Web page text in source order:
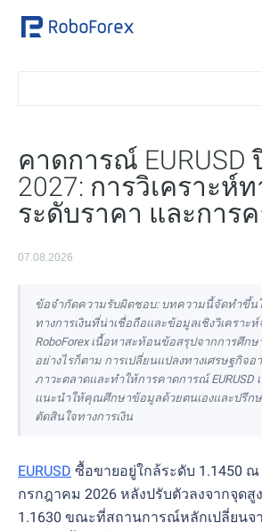
คาดการณ์ EURUSD
2027: การวิเคราะห์
ระดับราคา และการ
07.08.2026
ข้อจำกัดความรับผิดชอบ: บทความนี้จัดทำขึ้น
ทางการเงินที่น่าเชื่อถือและข้อมูลเชิงวิเคราะ
RoboForex เนื้อหาสะท้อนข้อสรุปจากการศึกษ
อย่างไรก็ตาม การเปลี่ยนแปลงทางเศรษฐกิจ
ภาวะตลาดและทำให้การคาดการณ์ EURUSD
แนะนำให้คุณศึกษาข้อมูลด้วยตนเองและปรึก
ตัดสินใจทางการเงิน
EURUSD ซื้อขายอยู่ใกล้ระดับ 1.1450 ณ
กรกฎาคม 2026 หลังปรับตัวลงจากจุด
1.1630 ขณะที่สถานการณ์หลักเปลี่ยนจ